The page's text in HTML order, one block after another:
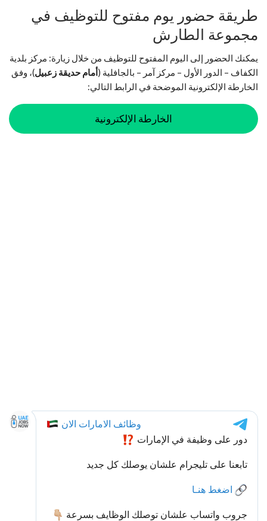
طريقة حضور يوم مفتوح للتوظيف في
مجموعة الطارش
يمكنك الحضور إلى اليوم المفتوح للتوظيف من خلال زيارة: مركز بلدية
الكفاف – الدور الأول – مركز آمر – بالجافلية (أمام حديقة زعبيل)، وفق
الخارطة الإلكترونية الموضحة في الرابط التالي:
الخارطة الإلكترونية